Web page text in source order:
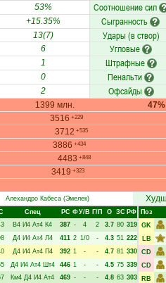
53% Соотношение сил
+15.35% Сыгранность
13(7) Удары (в створ)
6 Угловые
1 Штрафные
0 Пенальти
2 Офсайды
1399 млн.
47%
3516 +229
3712 +535
3886 +434
4483 +848
3419 +323
Алехандро Кабеса(Эмелек)
Спец РC ФУ/В Г/П О ЗС РФ
В4 И4 Ат4 К4 387 - 4 2 3.7 80 319
Д4 И4 Ат4 Л4 411 2 1/0 - 4.3 51 222
Д4 И4 Ат4 П4 392 1 - - 4.7 81 330
Д4 И4 Ат4 Шт4 446 1 - - 4.5 75 339
Км4 Д4 И4 Ат4 469 - - - 4.8 63 303
Поз
GK
LB
CD
CD
RB